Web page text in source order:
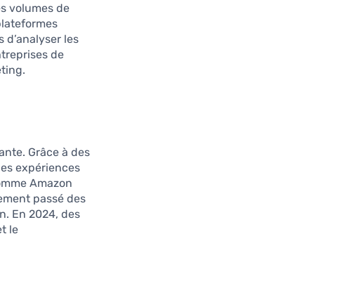
volumes de
les
de
Grâce à des
expériences
Amazon
passé des
En 2024, des
le